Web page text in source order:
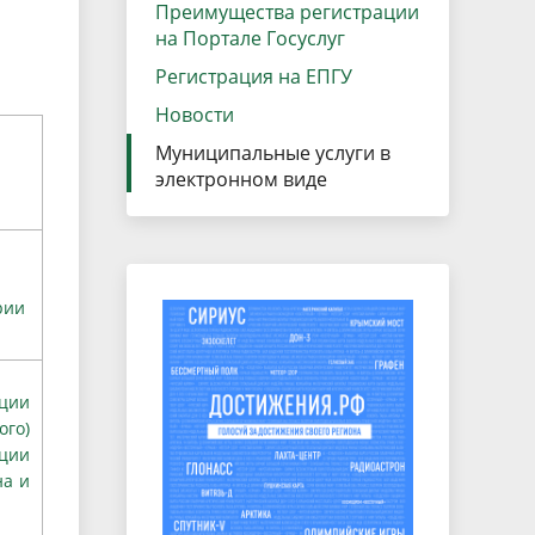
Городская среда
Поддержка малого и среднего
предпринимательства
и
Преимущества регистрации
на Портале Госуслуг
Регистрация на ЕПГУ
Новости
Муниципальные услуги в
электронном виде